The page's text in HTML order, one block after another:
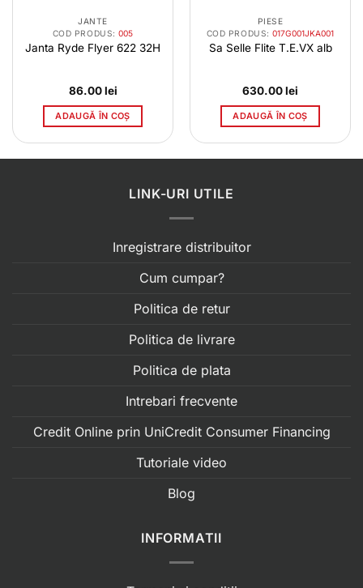
JANTE
COD PRODUS:005
Janta Ryde Flyer 622 32H
86.00lei
ADAUGĂ ÎN COȘ
PIESE
COD PRODUS:017G001JKA001
Sa Selle Flite T.E.VX alb
630.00lei
ADAUGĂ ÎN COȘ
LINK-URI UTILE
Inregistrare distribuitor
Cum cumpar?
Politica de retur
Politica de livrare
Politica de plata
Intrebari frecvente
Credit Online prin UniCredit Consumer Financing
Tutoriale video
Blog
INFORMATII